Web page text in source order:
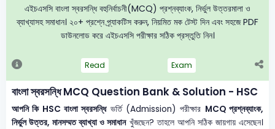
এইচএসসি বাংলা স্বরসন্ধি বহুনির্বাচনী(MCQ) প্রশ্নব্যাংক, নির্ভুল উত্তরমালা ও
ব্যাখ্যাসহ সমাধান। ২০+ প্রশ্নে প্র্যাকটিস করুন, নিয়মিত মক টেস্ট দিন এবং সহজে PDF
ডাউনলোড করে এইচএসসি পরীক্ষার সঠিক প্রস্তুতি নিন।
Read Exam
বাংলা স্বরসন্ধি MCQ Question Bank & Solution - HSC
আপনি কি HSC বাংলা স্বরসন্ধিভর্তি (Admission) পরীক্ষার MCQ প্রশ্নব্যাংক,
নির্ভুল উত্তর, মানসম্মত ব্যাখ্যা ও সমাধানখুঁজছেন? তাহলে আপনি সঠিক জায়গায় এসেছেন।